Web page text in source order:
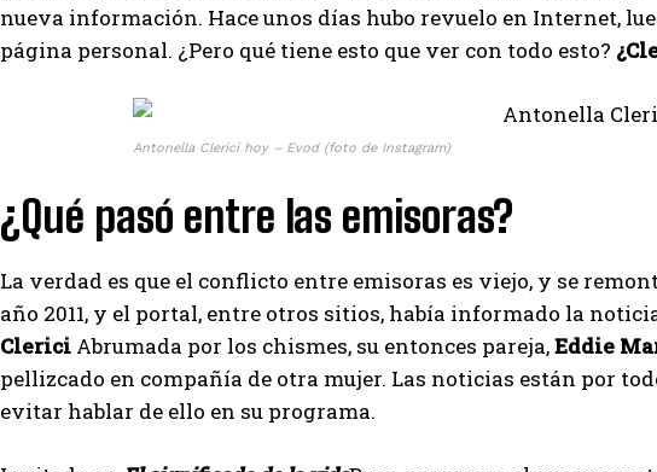
Muhammad
nueva información. Hace unos días hubo revuelo en Internet,
página personal. ¿Pero qué tiene esto que ver con todo esto?
Antonella Clerici hoy – Evod (foto de Instagram)
¿Qué pasó entre las emisoras?
La verdad es que el conflicto entre emisoras es viejo, y se
año 2011, y el portal, entre otros sitios, había informado la
Clerici Abrumada por los chismes, su entonces pareja,Eddie
pellizcado en compañía de otra mujer. Las noticias están por
evitar hablar de ello en su programa.